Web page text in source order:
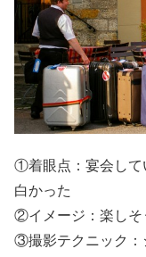
①着眼点：宴会して
白かった
②イメージ：楽しそ
③撮影テクニック：